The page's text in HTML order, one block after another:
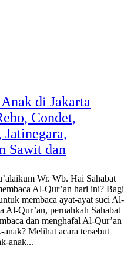
di Jakarta
Condet,
Sawit dan
Wr. Wb. Hai Sahabat
Al-Qur’an hari ini? Bagi
membaca ayat-ayat suci Al-
Al-Qur’an, pernahkah Sahabat
dan menghafal Al-Qur’an
Melihat acara tersebut
anak...